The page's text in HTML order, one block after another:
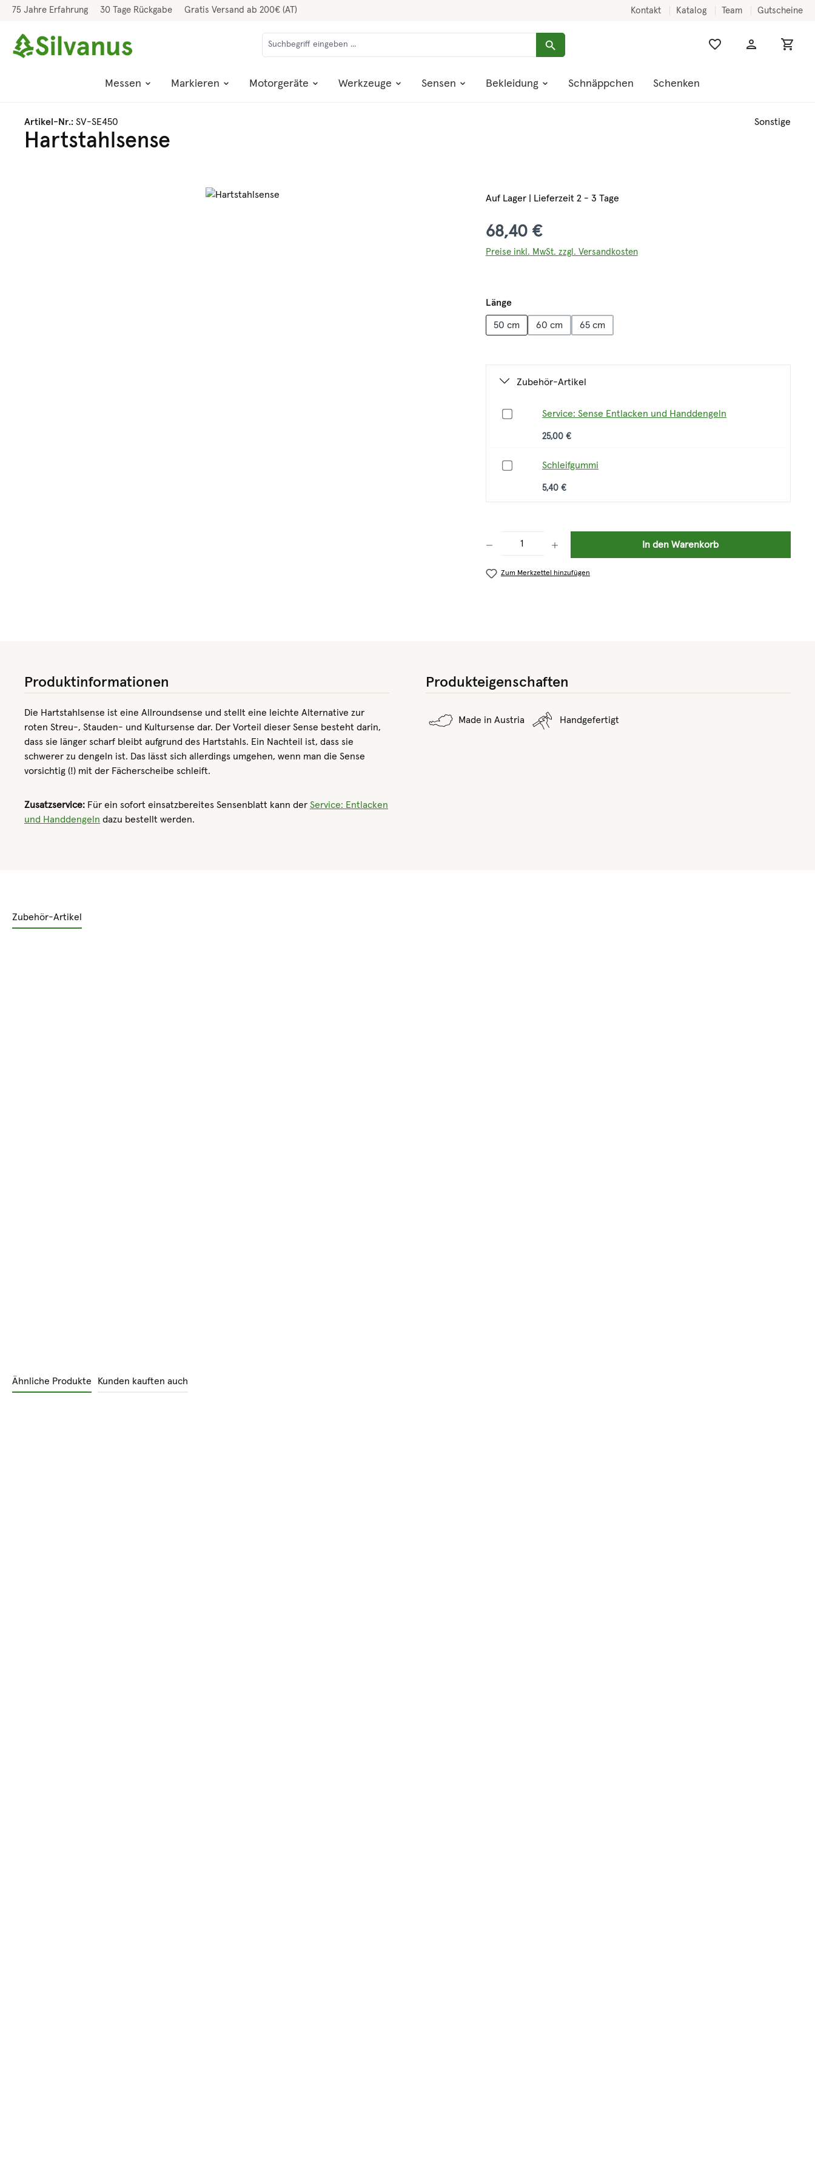
Hauptinhalt springen
Zur Suche springen
Zur Hauptnavigation springen
75 Jahre Erfahrung 30 Tage Rückgabe Gratis Versand ab 200€ (AT) Kontakt Katalog Team Gutscheine
Messen Markieren Motorgeräte Werkzeuge Sensen Bekleidung Schnäppchen Schenken
Artikel-Nr.: SV-SE450
Hartstahlsense
Sonstige
Auf Lager | Lieferzeit 2 - 3 Tage
68,40 €
Preise inkl. MwSt. zzgl. Versandkosten
Längeauswählen
50 cm 60 cm 65 cm
Zubehör-Artikel
Service: Sense Entlacken und Handdengeln
25,00 €
Schleifgummi
5,40 €
In den Warenkorb
Zum Merkzettel hinzufügen
Produktinformationen
Die Hartstahlsense ist eine Allroundsense und stellt eine leichte Alternative zur
roten Streu-, Stauden- und Kultursense dar. Der Vorteil dieser Sense besteht darin,
dass sie länger scharf bleibt aufgrund des Hartstahls. Ein Nachteil ist, dass sie
schwerer zu dengeln ist. Das lässt sich allerdings umgehen, wenn man die Sense
vorsichtig (!) mit der Fächerscheibe schleift.
Zusatzservice: Für ein sofort einsatzbereites Sensenblatt kann der Service: Entlacken
und Handdengeln dazu bestellt werden.
Produkteigenschaften
Made in Austria Handgefertigt
Zubehör-Artikel
Ähnliche Produkte Kunden kauften auch